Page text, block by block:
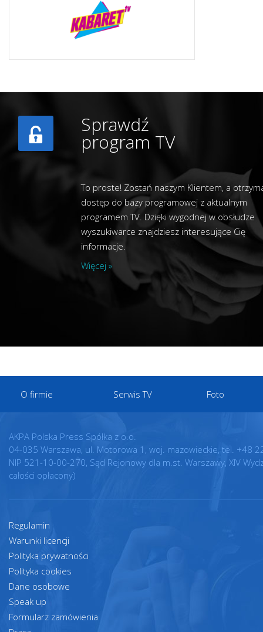
Sprawdź
program TV
To proste! Zostań naszym Klientem, a
dostęp do bazy programowej z aktualnym
programem TV. Dzięki wygodnej w obsłudze
wyszukiwarce znajdziesz interesujące Cię
informacje.
Więcej »
O firmie Serwis TV Foto
AKPA Polska Press Spółka z o.o.
04-035 Warszawa, ul. Motorowa 1, woj. mazowieckie, tel. +48
NIP 521-10-00-270, Sąd Rejonowy dla m.st. Warszawy, XIV
całości opłacony)
Regulamin
Warunki licencji
Polityka prywatności
Polityka cookies
Dane osobowe
Speak up
Formularz zamówienia